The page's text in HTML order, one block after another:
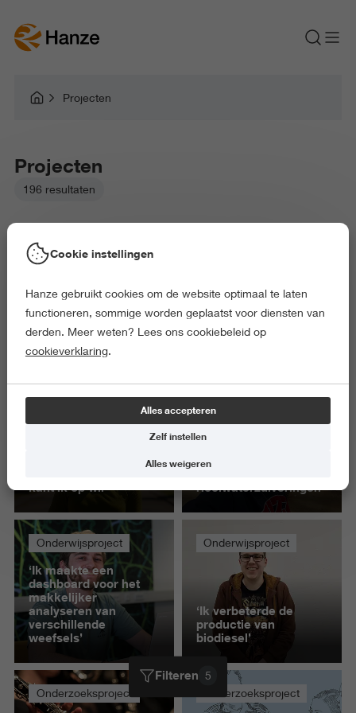
Projecten
Projecten
196 resultaten
Gekozen filters:
Onderwijs en Opvoeding
Recht en Bestuur
Kunst en Cultuur
Gedrag en Maatschappij
Exact en Informatica
afstudeerproject weet
kant ik op wil'
model voor
rioolwaterzuiveringen’
Onderwijsproject
‘Ik maakte een
dashboard voor het
makkelijker
analyseren van
verschillende
weefsels’
Onderwijsproject
‘Ik verbeterde de
productie van
biodiesel’
Onderzoeksproject Onderzoeksproject
Filteren 5
Cookie instellingen
Hanze gebruikt cookies om de website optimaal te laten
functioneren, sommige worden geplaatst voor diensten van
derden. Meer weten? Lees ons cookiebeleid op
cookieverklaring.
Alles accepteren
Zelf instellen
Alles weigeren